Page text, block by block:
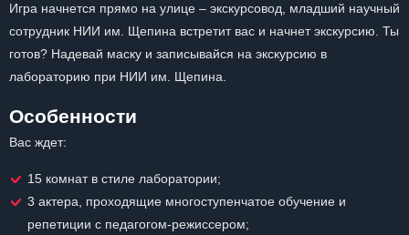
Игра начнется прямо на улице – экскурсовод, младший научный
сотрудник НИИ им. Щепина встретит вас и начнет экскурсию. Ты
готов? Надевай маску и записывайся на экскурсию в
лабораторию при НИИ им. Щепина.
Особенности
Вас ждет:
15 комнат в стиле лаборатории;
3 актера, проходящие многоступенчатое обучение и
репетиции с педагогом-режиссером;